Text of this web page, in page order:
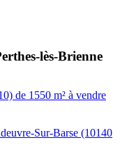
lès-Brienne